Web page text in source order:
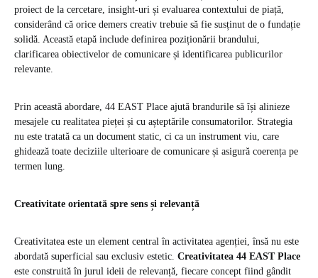
proiect de la cercetare, insight-uri și evaluarea contextului de piață,
considerând că orice demers creativ trebuie să fie susținut de o fundație
solidă. Această etapă include definirea poziționării brandului,
clarificarea obiectivelor de comunicare și identificarea publicurilor
relevante.
Prin această abordare, 44 EAST Place ajută brandurile să își alinieze
mesajele cu realitatea pieței și cu așteptările consumatorilor. Strategia
nu este tratată ca un document static, ci ca un instrument viu, care
ghidează toate deciziile ulterioare de comunicare și asigură coerența pe
termen lung.
Creativitate orientată spre sens și relevanță
Creativitatea este un element central în activitatea agenției, însă nu este
abordată superficial sau exclusiv estetic. Creativitatea 44 EAST Place
este construită în jurul ideii de relevanță, fiecare concept fiind gândit